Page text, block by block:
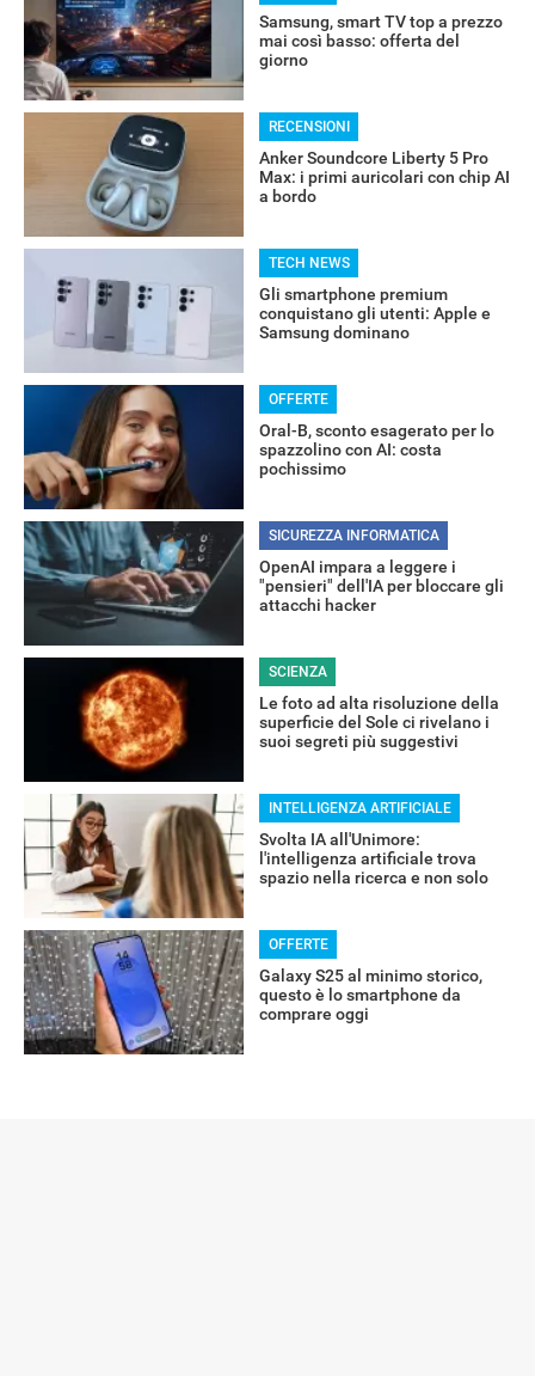
RECENSIONI
Samsung, smart TV top a prezzo
mai così basso: offerta del
giorno
RECENSIONI
Anker Soundcore Liberty 5 Pro
Max: i primi auricolari con chip AI
a bordo
TECH NEWS
Gli smartphone premium
conquistano gli utenti: Apple e
Samsung dominano
OFFERTE
Oral-B, sconto esagerato per lo
spazzolino con AI: costa
pochissimo
SICUREZZA INFORMATICA
OpenAI impara a leggere i
"pensieri" dell'IA per bloccare gli
attacchi hacker
SCIENZA
Le foto ad alta risoluzione della
superficie del Sole ci rivelano i
suoi segreti più suggestivi
INTELLIGENZA ARTIFICIALE
Svolta IA all'Unimore:
l'intelligenza artificiale trova
spazio nella ricerca e non solo
OFFERTE
Galaxy S25 al minimo storico,
questo è lo smartphone da
comprare oggi